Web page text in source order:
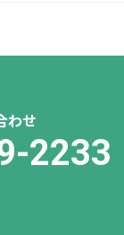
わせ
2233